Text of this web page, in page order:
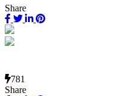
Share
781
Share